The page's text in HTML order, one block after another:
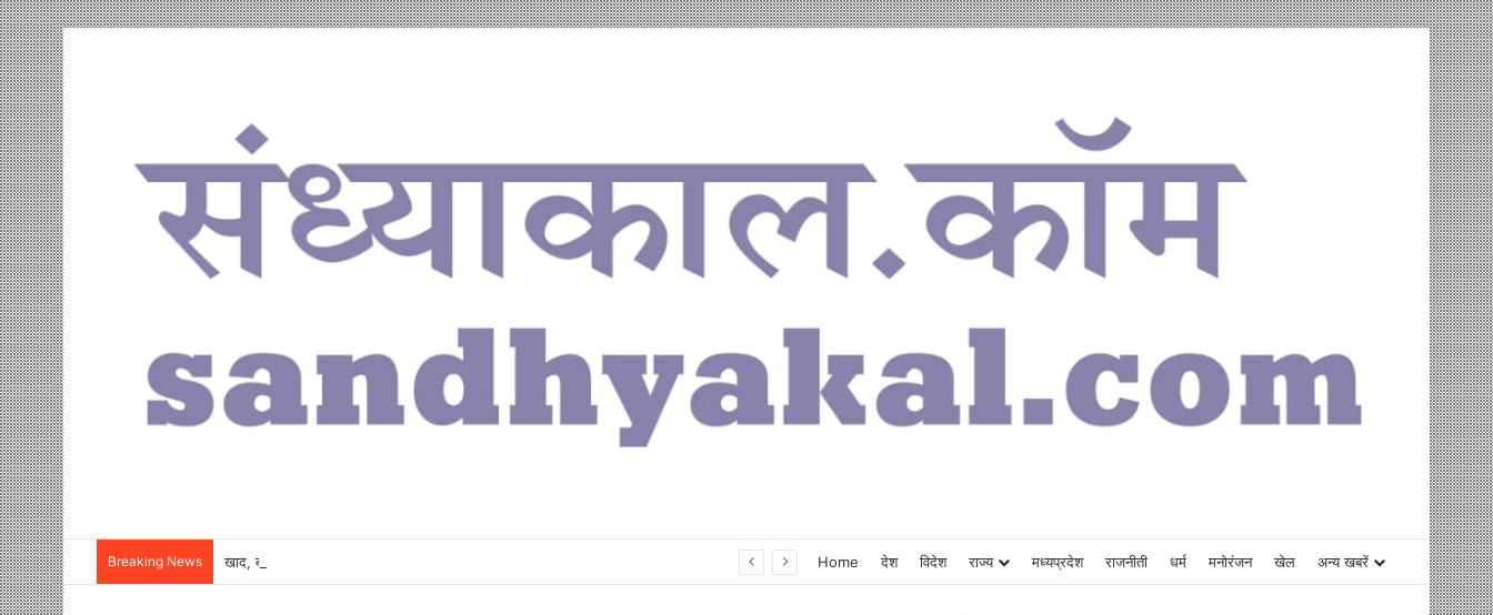
Breaking News Home देश विदेश राज्य मध्यप्रदेश राजनीती धर्म मनोरंजन खेल अन्य खबरें